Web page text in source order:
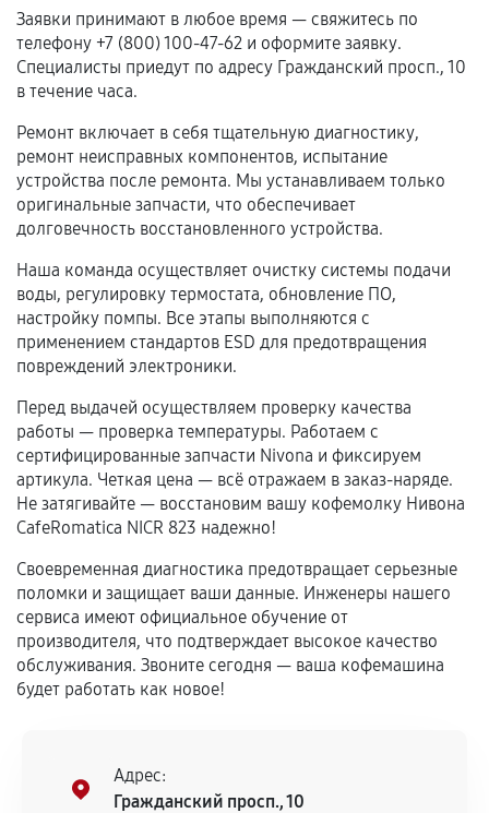
механические повреждения, попадание влаги,
перегрев, коррозия.
Самостоятельный ремонт или вмешательство
Естественный износ деталей, если иное не
предусмотрено отдельно.
Обращение после окончания гарантийного
срока.
Программные сбои, если это не указано в
отдельных условиях.
Если комплектующие куплены
самостоятельно
Гарантия на выполненные работы может
сохраняться полностью или частично, если
соблюдены следующие условия:
техническим параметрам и не имеют внешних
дефектов.
Установка была выполнена нашим сервисным
центром.
При этом гарантия на сами комплектующие
сервисный центр ответственности не несет.
Заявки принимают в любое время — свяжитесь по
телефону +7 (800) 100-47-62 и оформите заявку.
Специалисты приедут по адресу Гражданский просп., 10
в течение часа.
Ремонт включает в себя тщательную диагностику,
ремонт неисправных компонентов, испытание
устройства после ремонта. Мы устанавливаем только
оригинальные запчасти, что обеспечивает
долговечность восстановленного устройства.
Наша команда осуществляет очистку системы подачи
воды, регулировку термостата, обновление ПО,
настройку помпы. Все этапы выполняются с
применением стандартов ESD для предотвращения
повреждений электроники.
Перед выдачей осуществляем проверку качества
работы — проверка температуры. Работаем с
сертифицированные запчасти Nivona и фиксируем
артикула. Четкая цена — всё отражаем в заказ-наряде.
Не затягивайте — восстановим вашу кофемолку Нивона
CafeRomatica NICR 823 надежно!
Своевременная диагностика предотвращает серьезные
поломки и защищает ваши данные. Инженеры нашего
сервиса имеют официальное обучение от
производителя, что подтверждает высокое качество
обслуживания. Звоните сегодня — ваша кофемашина
будет работать как новое!
Адрес:
Гражданский просп., 10